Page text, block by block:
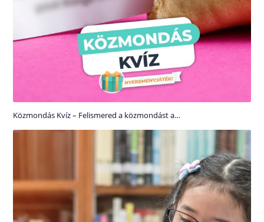
Közmondás Kvíz – Felismered a közmondást a…